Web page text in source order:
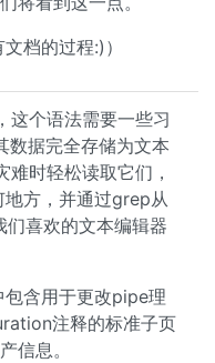
档的过程:)）
这个语法需要一些习
据完全存储为文本
时轻松读取它们，
方，并通过grep从
喜欢的文本编辑器
含用于更改pipe理
注释的标准子页
信息。